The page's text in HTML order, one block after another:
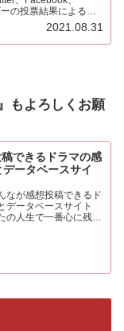
の投票結果による
票もの投票をいただき
！集計の結果を発表…
2021.08.31
もよろしくお願
できるドラマの感
ータベースサイ
なが感想投稿できるド
データベースサイト
の人生で一番心に残っ